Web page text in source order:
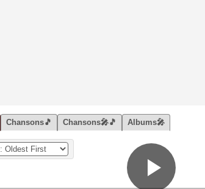
Chansons🎵 Chansons🎤🎵 Albums🎤